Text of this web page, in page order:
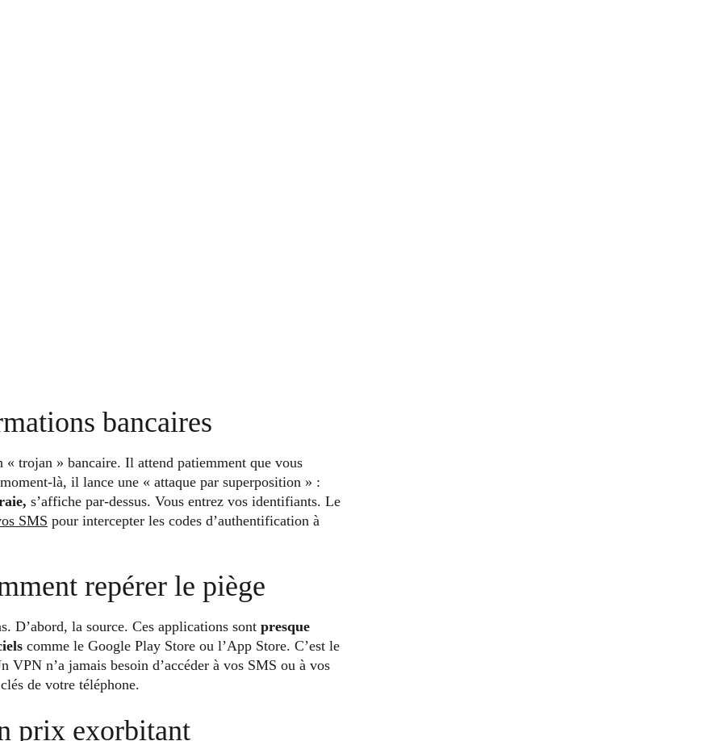
bancaires
trojan » bancaire. Il attend patiemment que vous
là, il lance une « attaque par superposition » :
s’affiche par-dessus. Vous entrez vos identifiants. Le
SMS pour intercepter les codes d’authentification à
repérer le piège
D’abord, la source. Ces applications sont presque
comme le Google Play Store ou l’App Store. C’est le
n’a jamais besoin d’accéder à vos SMS ou à vos
de votre téléphone.
prix exorbitant